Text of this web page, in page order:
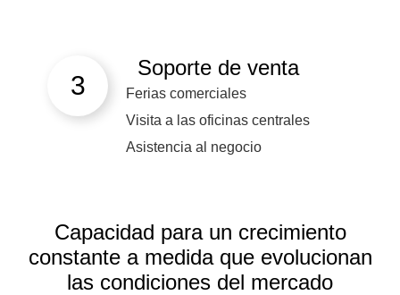
3
Soporte de venta
Ferias comerciales
Visita a las oficinas centrales
Asistencia al negocio
Capacidad para un crecimiento
constante a medida que evolucionan
las condiciones del mercado